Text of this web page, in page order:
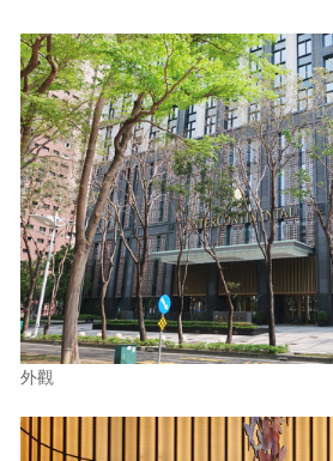
生活風
書房集
日記簿
餐桌週記
享樂隨手拍
照相簿
影音區
歷史區
外觀